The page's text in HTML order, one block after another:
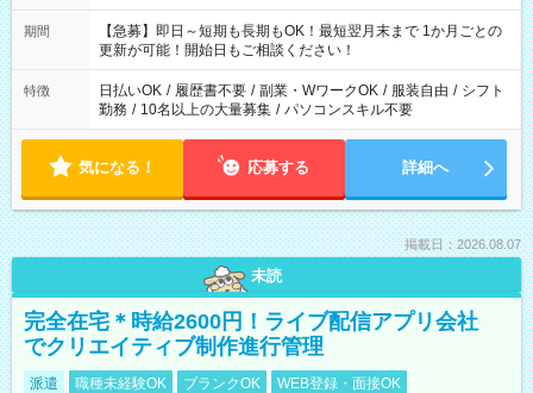
期間
【急募】即日～短期も長期もOK！最短翌月末まで 1か月ごとの
更新が可能！開始日もご相談ください！
特徴 日払いOK / 履歴書不要 / 副業・WワークOK / 服装自由 / シフト
勤務 / 10名以上の大量募集 / パソコンスキル不要
気になる！ 応募する 詳細へ
掲載日：2026.08.07
未読
完全在宅＊時給2600円！ライブ配信アプリ会社
でクリエイティブ制作進行管理
派遣 職種未経験OK ブランクOK WEB登録・面接OK